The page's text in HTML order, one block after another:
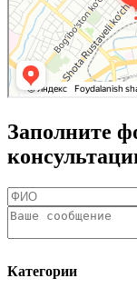
Заполните
Категории